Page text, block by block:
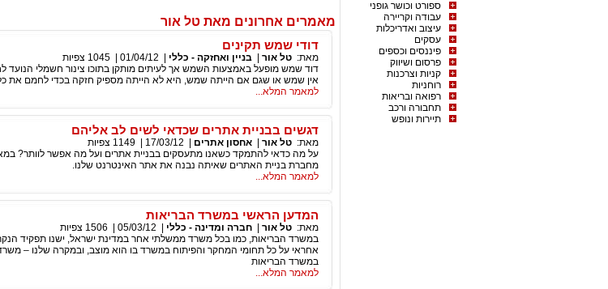
ספורט וכושר גופני
עבודה וקריירה
עיצוב ואדריכלות
עסקים
פיננסים וכספים
פרסום ושיווק
קניות וצרכנות
רוחניות
רפואה ובריאות
תחבורה ורכב
תיירות ונופש
מאמרים אחרונים מאת טל אור
דודי שמש תקינים
מאת: טל אור בניין ואחזקה - כללי 01/04/12
1045 צפיות
דוד שמש מופעל באמצעות השמש אך לעיתים מותקן בתוכו צינור חשמלי הנועד
אין שמש או שגם אם הייתה שמש, היא לא הייתה מספיק חזקה בכדי לחמם את כל
למאמר המלא...
דגשים בבניית אתרים שכדאי לשים לב אליהם
מאת: טל אור אחסון אתרים 17/03/12
1149 צפיות
על מה כדאי להתמקד כשאנו מתעסקים בבניית אתרים ועל מה אפשר לוותר?
מחברת בניית האתרים שאיתה נבנה את אתר האינטרנט שלנו.
למאמר המלא...
המדען הראשי במשרד הבריאות
מאת: טל אור חברה ומדינה - כללי 05/03/12
1506 צפיות
במשרד הבריאות, כמו בכל משרד ממשלתי אחר במדינת ישראל, ישנו תפקיד
אחראי על כל תחומי המחקר והפיתוח במשרד בו הוא מוצב, ובמקרה שלנו –
במשרד הבריאות
למאמר המלא...